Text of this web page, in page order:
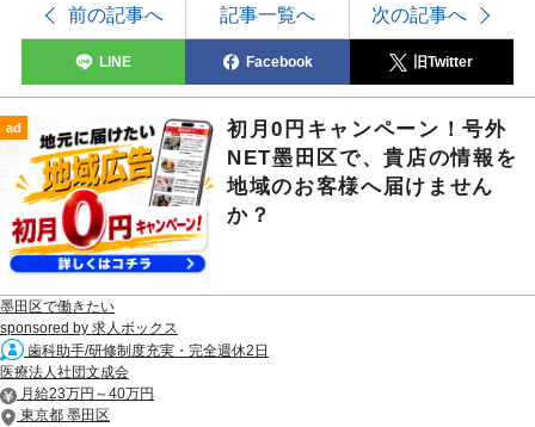
前の記事へ 記事一覧へ 次の記事へ
LINE Facebook 旧Twitter
ad
初月0円キャンペーン！号外
NET墨田区で、貴店の情報を
地域のお客様へ届けません
か？
墨田区で働きたい
sponsored by 求人ボックス
歯科助手/研修制度充実・完全週休2日
医療法人社団文成会
月給23万円～40万円
東京都 墨田区